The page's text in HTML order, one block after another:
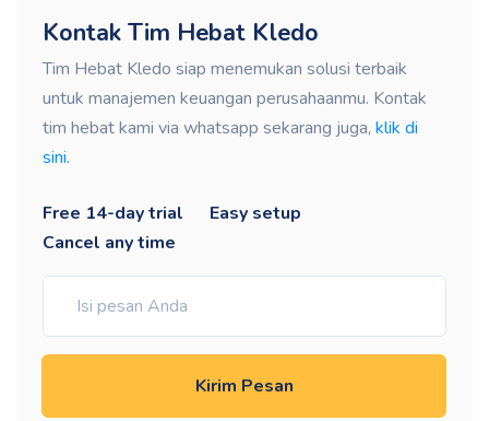
Kontak Tim Hebat Kledo
Tim Hebat Kledo siap menemukan solusi terbaik
untuk manajemen keuangan perusahaanmu. Kontak
tim hebat kami via whatsapp sekarang juga, klik di
sini.
Free 14-day trial
Easy setup
Cancel any time
Kirim Pesan